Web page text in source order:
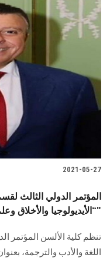
2021-05-27
المؤتمر الدولي الثالث
“الأيديولوجيا والأخلاق وعلم الجمال"
تنظم كلية الألسن المؤتمر
اللغة والأدب والترجمة،